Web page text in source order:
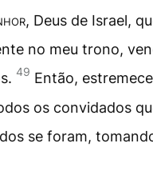
, Deus de Israel,
no meu trono,
49 Então,
os convidados
se foram,